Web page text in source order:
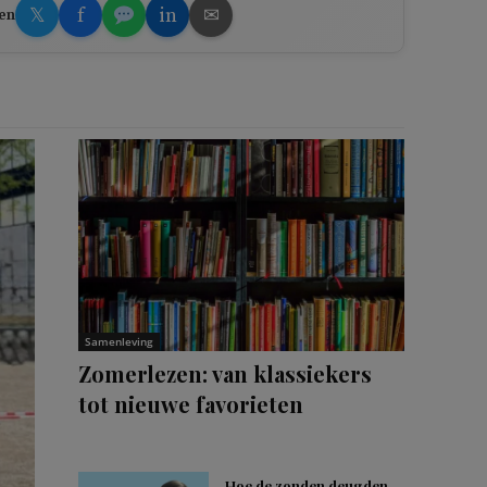
𝕏 f in ✉
Samenleving
Zomerlezen: van klassiekers
tot nieuwe favorieten